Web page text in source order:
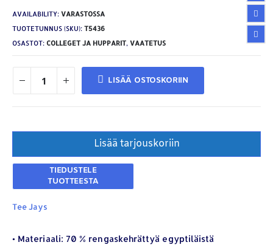
AVAILABILITY: VARASTOSSA
TUOTETUNNUS (SKU): T5436
OSASTOT: COLLEGET JA HUPPARIT, VAATETUS
LISÄÄ OSTOSKORIIN
Lisää tarjouskoriin
Tee Jays
• Materiaali: 70 % rengaskehrättyä egyptiläistä